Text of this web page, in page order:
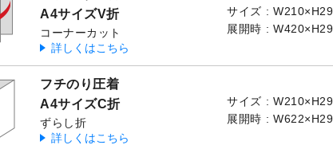
A4サイズV折
コーナーカット
詳しくはこちら
サイズ
展開時
フチのり圧着
A4サイズC折
ずらし折
詳しくはこちら
サイズ
展開時